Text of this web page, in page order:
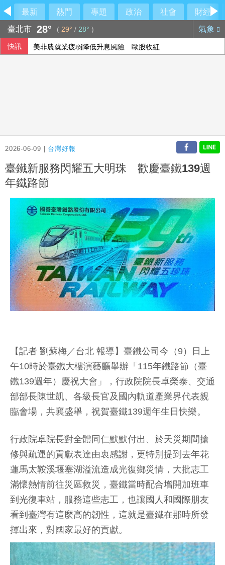
最新 熱門 專題 政治 社會
財經
臺北市 28° ( 29° / 28° ) 氣象
快訊 美非農就業疲弱降低升息風險 歐股收紅
2026-06-09 | 台灣好報
臺鐵新服務閃耀五大明珠 歡慶臺鐵139週
年鐵路節
【記者 劉蘇梅／台北 報導】臺鐵公司今（9）日上
午10時於臺鐵大樓演藝廳舉辦「115年鐵路節（臺
鐵139週年）慶祝大會」，行政院院長卓榮泰、交通
部部長陳世凱、各級長官及國內軌道產業界代表親
臨會場，共襄盛舉，祝賀臺鐵139週年生日快樂。
行政院卓院長對全體同仁默默付出、於天災期間搶
修與疏運的貢獻表達由衷感謝，更特別提到去年花
蓮馬太鞍溪堰塞湖溢流造成光復鄉災情，大批志工
滿懷熱情前往災區救災，臺鐵當時配合增開加班車
到光復車站，服務這些志工，也讓國人和國際朋友
看到臺灣有這麼高的韌性，這就是臺鐵在那時所發
揮出來，對國家最好的貢獻。